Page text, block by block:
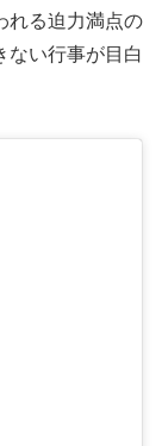
れる迫力満点の
ない行事が目白